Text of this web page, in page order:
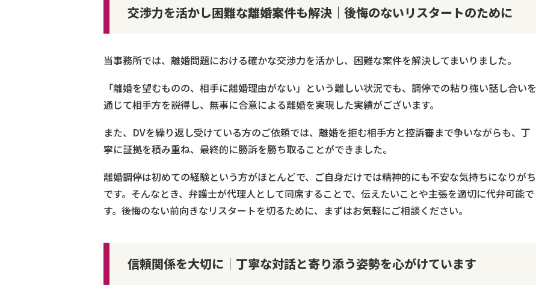
交渉力を活かし困難な離婚案件も解決｜後悔のないリスタートのために
当事務所では、離婚問題における確かな交渉力を活かし、困難な案件を解決してまいりました。
「離婚を望むものの、相手に離婚理由がない」という難しい状況でも、調停での粘り強い話し合いを
通じて相手方を説得し、無事に合意による離婚を実現した実績がございます。
また、DVを繰り返し受けている方のご依頼では、離婚を拒む相手方と控訴審まで争いながらも、丁
寧に証拠を積み重ね、最終的に勝訴を勝ち取ることができました。
離婚調停は初めての経験という方がほとんどで、ご自身だけでは精神的にも不安な気持ちになりがち
です。そんなとき、弁護士が代理人として同席することで、伝えたいことや主張を適切に代弁可能で
す。後悔のない前向きなリスタートを切るために、まずはお気軽にご相談ください。
信頼関係を大切に｜丁寧な対話と寄り添う姿勢を心がけています